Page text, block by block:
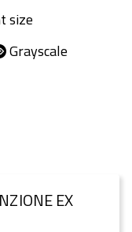
size
Grayscale
EX